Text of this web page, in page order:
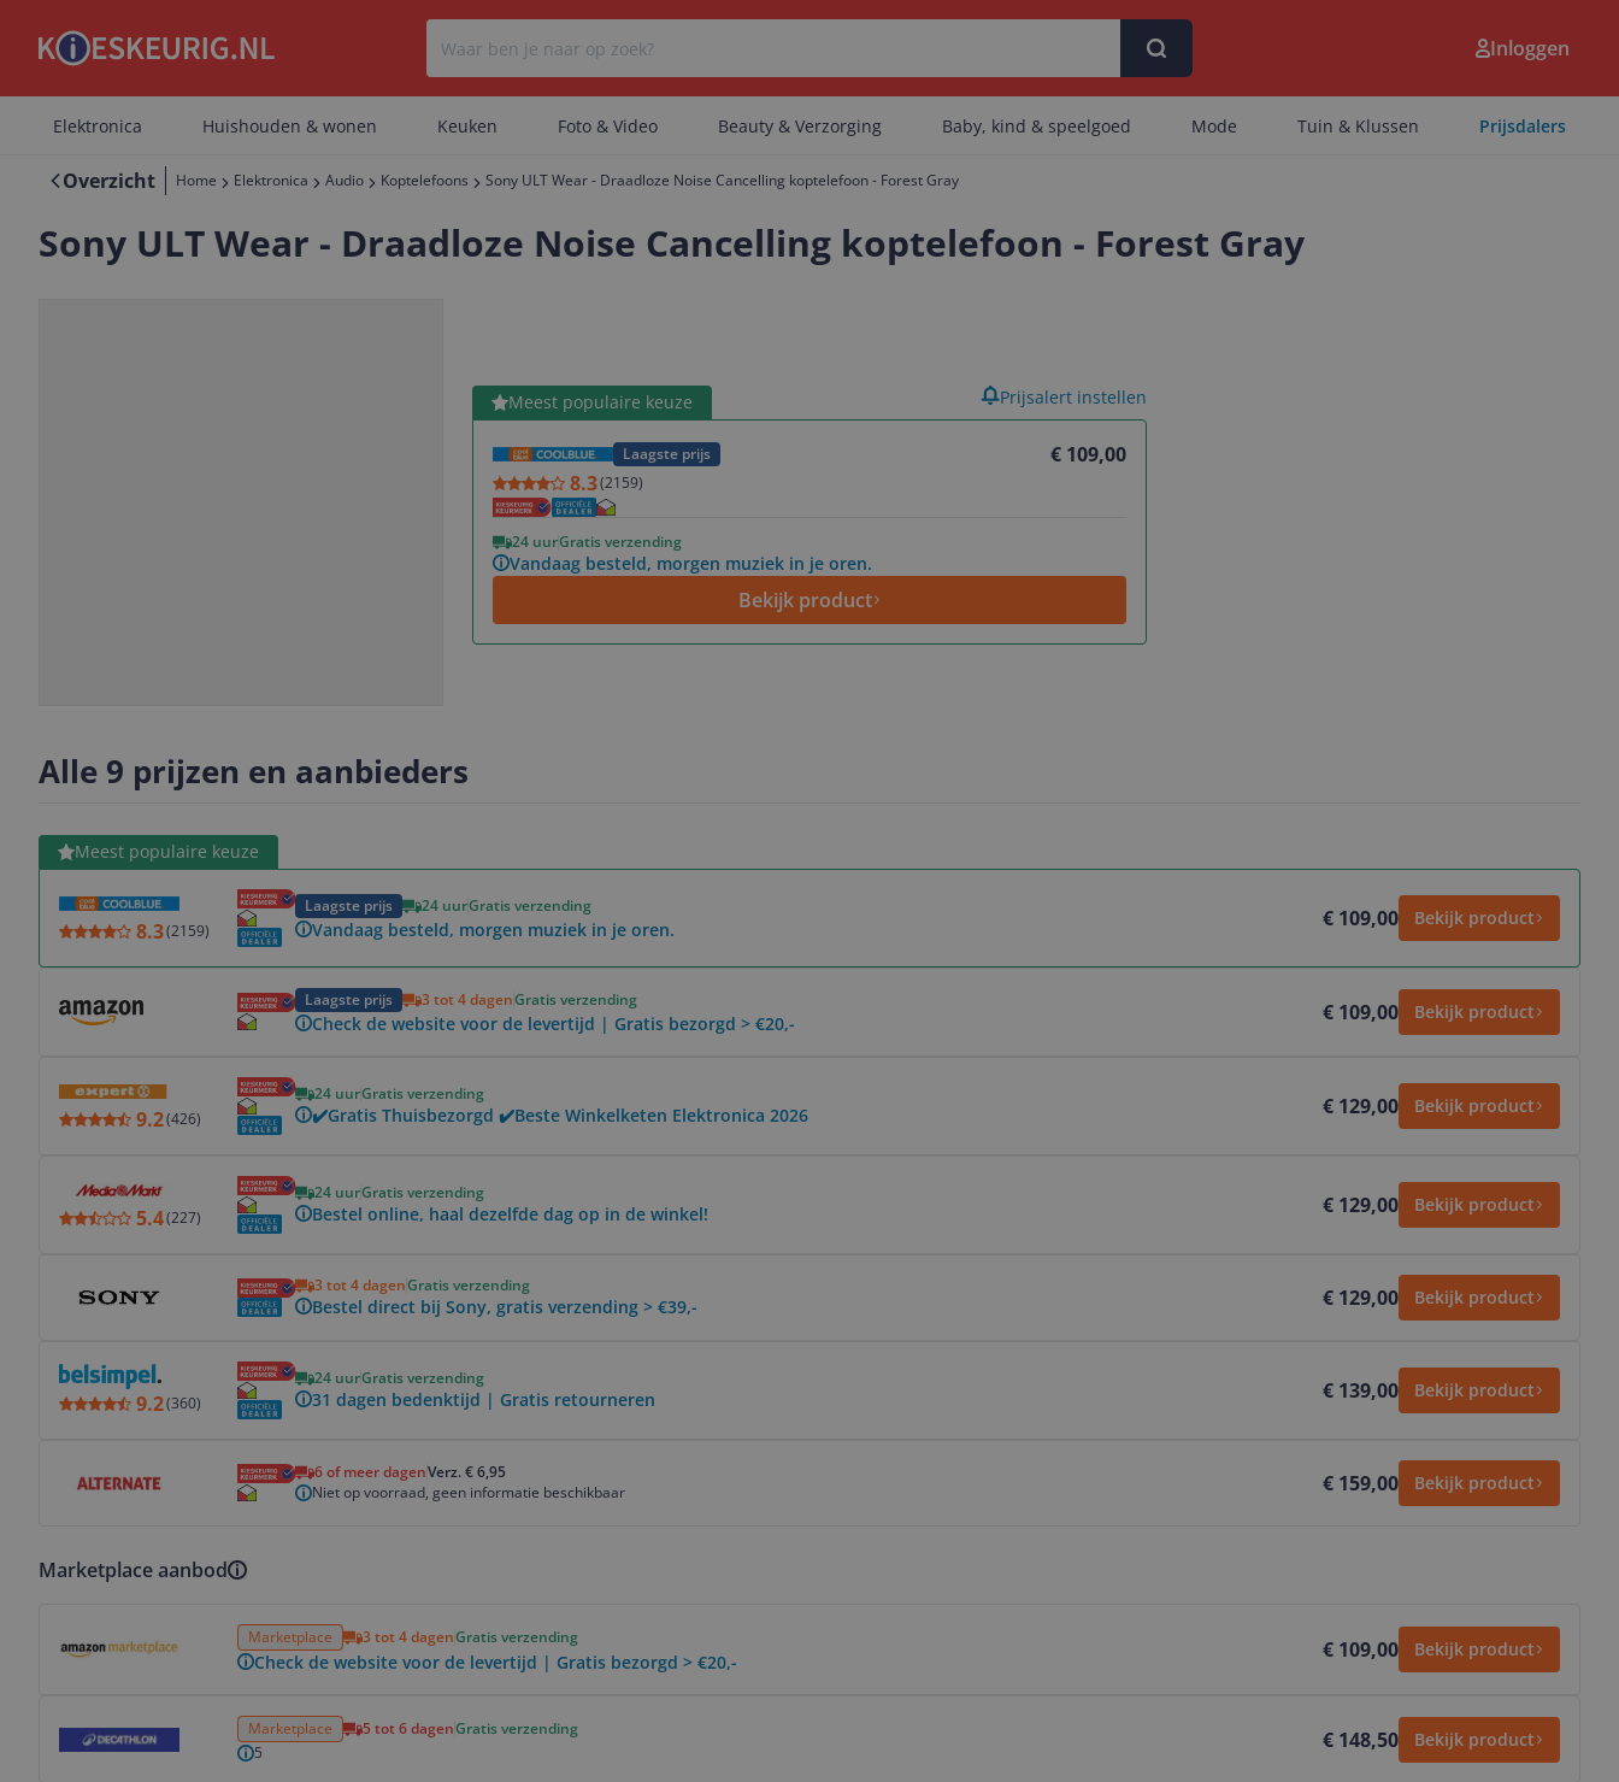
Er zijn geen categorieën gevonden.
Er zijn geen artikelen gevonden.
Inloggen
Elektronica Huishouden & wonen Keuken Foto & Video Beauty & Verzorging Baby, kind & speelgoed Mode Tuin & Klussen Prijsdalers
Overzicht Home Elektronica Audio Koptelefoons Sony ULT Wear - Draadloze Noise Cancelling koptelefoon - Forest Gray
Sony ULT Wear - Draadloze Noise Cancelling koptelefoon - Forest Gray
Meest populaire keuze
Laagste prijs
€ 109,00
8.3(2159)
24 uurGratis verzending
Vandaag besteld, morgen muziek in je oren.
Bekijk product
Bekijk product Prijsalert instellen
Alle 9 prijzen en aanbieders
Meest populaire keuze
8.3(2159)
Laagste prijs 24 uurGratis verzending
Vandaag besteld, morgen muziek in je oren. € 109,00 Bekijk product
Bekijk product
Laagste prijs 3 tot 4 dagenGratis verzending
Check de website voor de levertijd | Gratis bezorgd > €20,- € 109,00 Bekijk product
9.2(426)
24 uurGratis verzending
✔️Gratis Thuisbezorgd ✔️Beste Winkelketen Elektronica 2026 € 129,00 Bekijk product
5.4(227)
24 uurGratis verzending
Bestel online, haal dezelfde dag op in de winkel! € 129,00 Bekijk product
3 tot 4 dagenGratis verzending
Bestel direct bij Sony, gratis verzending > €39,- € 129,00 Bekijk product
9.2(360)
24 uurGratis verzending
31 dagen bedenktijd | Gratis retourneren € 139,00 Bekijk product
6 of meer dagenVerz. € 6,95
Niet op voorraad, geen informatie beschikbaar
€ 159,00 Bekijk product
Marketplace aanbod
Marketplace 3 tot 4 dagenGratis verzending
Check de website voor de levertijd | Gratis bezorgd > €20,- € 109,00 Bekijk product
Marketplace 5 tot 6 dagenGratis verzending
5
€ 148,50 Bekijk product